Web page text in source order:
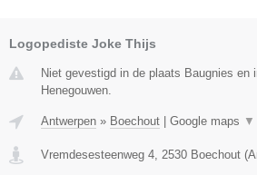
Logopediste Joke Thijs
Niet gevestigd in de plaats Baugnies en
Henegouwen.
Antwerpen » Boechout | Google maps ▼
Vremdesesteenweg 4 2530 Boechout (